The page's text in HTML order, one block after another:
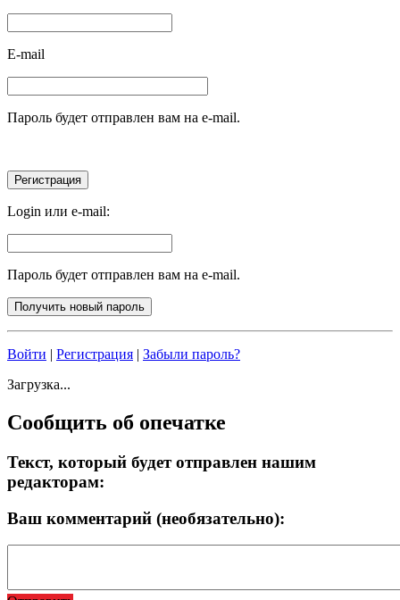
E-mail
Пароль будет отправлен вам на e-mail.
Login или e-mail:
Пароль будет отправлен вам на e-mail.
Войти | Регистрация | Забыли пароль?
Загрузка...
Сообщить об опечатке
Текст, который будет отправлен нашим
редакторам:
Ваш комментарий (необязательно):